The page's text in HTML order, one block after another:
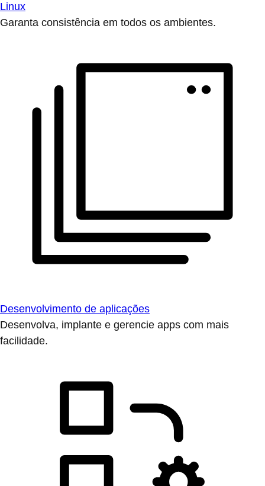
Linux
Garanta consistência em todos os ambientes.
Desenvolvimento de aplicações
Desenvolva, implante e gerencie apps com mais
facilidade.